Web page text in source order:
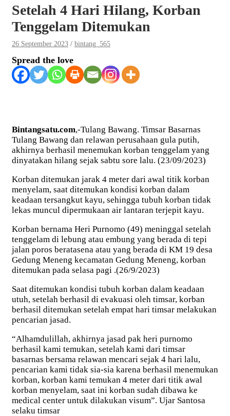
Setelah 4 Hari Hilang, Korban
Tenggelam Ditemukan
26 September 2023 bintang_565
Spread the love
Bintangsatu.com,-Tulang Bawang. Timsar Basarnas
Tulang Bawang dan relawan perusahaan gula putih,
akhirnya berhasil menemukan korban tenggelam yang
dinyatakan hilang sejak sabtu sore lalu. (23/09/2023)
Korban ditemukan jarak 4 meter dari awal titik korban
menyelam, saat ditemukan kondisi korban dalam
keadaan tersangkut kayu, sehingga tubuh korban tidak
lekas muncul dipermukaan air lantaran terjepit kayu.
Korban bernama Heri Purnomo (49) meninggal setelah
tenggelam di lebung atau embung yang berada di tepi
jalan poros beratasena atau yang berada di KM 19 desa
Gedung Meneng kecamatan Gedung Meneng, korban
ditemukan pada selasa pagi .(26/9/2023)
Saat ditemukan kondisi tubuh korban dalam keadaan
utuh, setelah berhasil di evakuasi oleh timsar, korban
berhasil ditemukan setelah empat hari timsar melakukan
pencarian jasad.
“Alhamdulillah, akhirnya jasad pak heri purnomo
berhasil kami temukan, setelah kami dari timsar
basarnas bersama relawan mencari sejak 4 hari lalu,
pencarian kami tidak sia-sia karena berhasil menemukan
korban, korban kami temukan 4 meter dari titik awal
korban menyelam, saat ini korban sudah dibawa ke
medical center untuk dilakukan visum”. Ujar Santosa
selaku timsar